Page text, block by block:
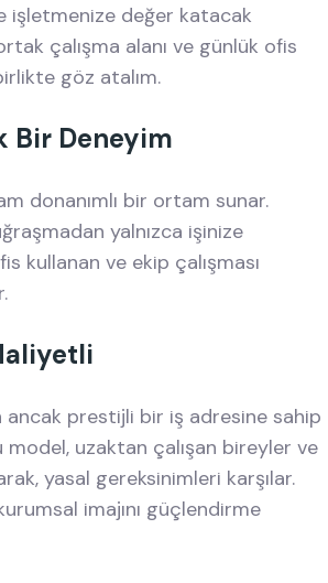
işletmenize değer katacak
çalışma alanı ve günlük ofis
göz atalım.
Bir Deneyim
donanımlı bir ortam sunar.
yalnızca işinize
kullanan ve ekip çalışması
prestijli bir iş adresine sahip
uzaktan çalışan bireyler ve
yasal gereksinimleri karşılar.
imajını güçlendirme